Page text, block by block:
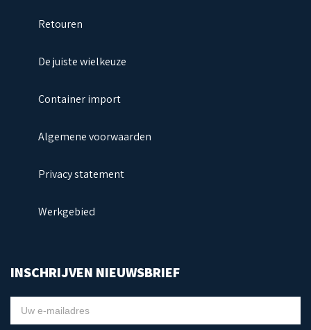
Retouren
De juiste wielkeuze
Container import
Algemene voorwaarden
Privacy statement
Werkgebied
INSCHRIJVEN NIEUWSBRIEF
NIEUWSBRIEF